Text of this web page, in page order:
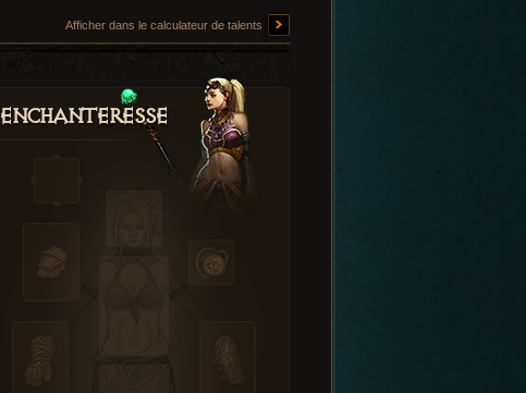
Afficher dans le calculateur de talents
Enchanteresse